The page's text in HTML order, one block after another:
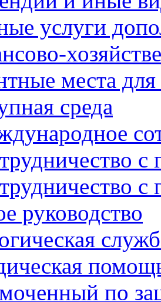
услуги
места для
среда
с
руководство
по